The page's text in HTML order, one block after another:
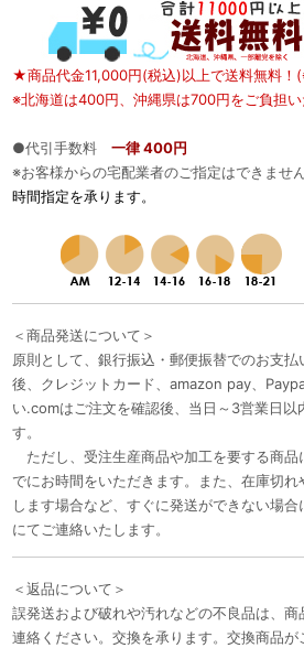
★商品代金11,000円(税込)以上で送料無料！
※北海道は400円、沖縄県は700円をご負担い
●代引手数料 一律 400円
※お客様からの宅配業者のご指定はできません
時間指定を承ります。
＜商品発送について＞
原則として、銀行振込・郵便振替でのお支
後、クレジットカード、amazon pay、
い.comはご注文を確認後、当日～3営業日以
す。
ただし、受注生産商品や加工を要する商品
でにお時間をいただきます。また、在庫切
します場合など、すぐに発送ができない場
にてご連絡いたします。
＜返品について＞
誤発送および破れや汚れなどの不良品は、
連絡ください。交換を承ります。交換商品が